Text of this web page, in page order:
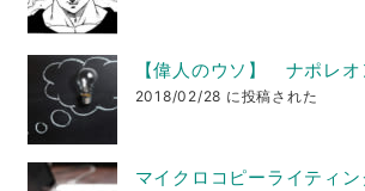
【偉人のウソ】 ナポレ
2018/02/28 に投稿された
マイクロコピーライティン